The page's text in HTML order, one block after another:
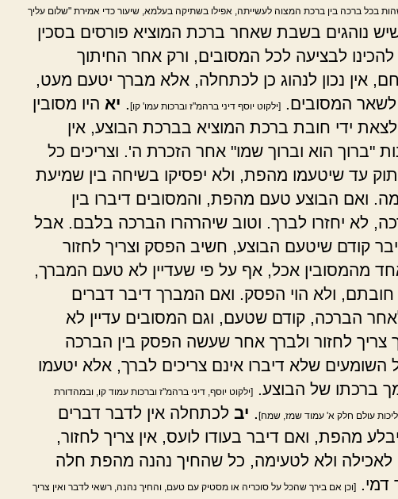
בכל ברכה בין ברכת המצוה לעשייתה, אפילו בשתיקה בעלמא, שיעור כדי אמירת "שלום עליך
שיש נוהגים בשבת שאחר ברכת המוציא פורסים בסכין
לבציעה לכל המסובים, ורק אחר החיתוך
אין נכון לנהוג כן לכתחלה, אלא מברך יטעם מעט,
המסובים.
[ילקוט יוסף דיני ברהמ"ז וברכות עמו' קו] יא היו מסובין
לצאת ידי חובת ברכת המוציא בברכת הבוצע, אין
"ברוך הוא וברוך שמו" אחר הזכרת ה'. וצריכים כל
עד שיטעמו מהפת, ולא יפסיקו בשיחה בין שמיעת
ואם הבוצע טעם מהפת, והמסובים דיברו בין
לא יחזרו לברך. וטוב שיהרהרו הברכה בלבם. אבל
קודם שיטעם הבוצע, חשיב הפסק וצריך לחזור
מהמסובין אכל, אף על פי שעדיין לא טעם המברך,
חובתם, ולא הוי הפסק. ואם המברך דיבר דברים
הברכה, קודם שטעם, וגם המסובים עדיין לא
צריך לחזור ולברך אחר שעשה הפסק בין הברכה
שלא דיברו אינם צריכים לברך, אלא יטעמו
ברכתו של הבוצע.
[ילקוט יוסף, דיני ברהמ"ז וברכות עמוד קו, ובמהדורת
עולם חלק א' עמוד שמז, שמח] יב לכתחלה אין לדבר דברים
מהפת, ואם דיבר בעודו לועס, אין צריך לחזור,
לאכילה ולא לטעימה, כל שהחיך נהנה מהפת חלה
דמי.
[וכן אם בירך שהכל על סוכריה או מסטיק עם טעם, והחיך נהנה, רשאי לדבר ואין צריך